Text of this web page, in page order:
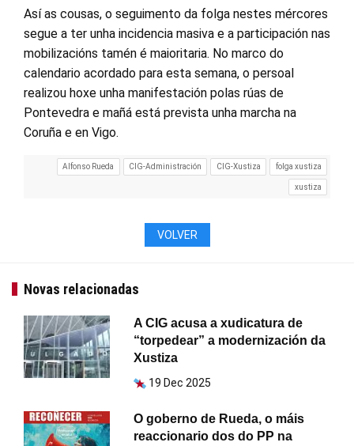
Así as cousas, o seguimento da folga nestes mércores
segue a ter unha incidencia masiva e a participación nas
mobilizacións tamén é maioritaria. No marco do
calendario acordado para esta semana, o persoal
realizou hoxe unha manifestación polas rúas de
Pontevedra e mañá está prevista unha marcha na
Coruña e en Vigo.
Alfonso Rueda CIG-Administración CIG-Xustiza folga xustiza
xustiza
VOLVER
Novas relacionadas
A CIG acusa a xudicatura de
“torpedear” a modernización da
Xustiza
19 Dec 2025
O goberno de Rueda, o máis
reaccionario dos do PP na